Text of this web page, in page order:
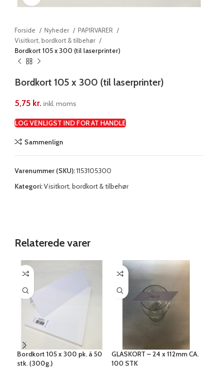
Forside Nyheder
PAPIRVARER
Visitkort, bordkort & tilbehør
Bordkort 105 x 300 (til laserprinter)
Bordkort 105 x 300 (til laserprinter)
5,75 kr. inkl. moms
LOG VENLIGST IND FOR AT HANDLE
Sammenlign
Varenummer (SKU):1153105300
Kategori:Visitkort, bordkort & tilbehør
Relaterede varer
Bordkort 105 x 300 pk. á 50
stk. (300g.)
GLASKORT – 24 x 112mm CA.
100 STK